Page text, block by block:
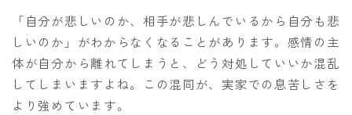
「自分が悲しいのか、相手が悲しんでいるから自分も悲
しいのか」がわからなくなることがあります。感情の主
体が自分から離れてしまうと、どう対処していいか混乱
してしまいますよね。この混同が、実家での息苦しさを
より強めています。